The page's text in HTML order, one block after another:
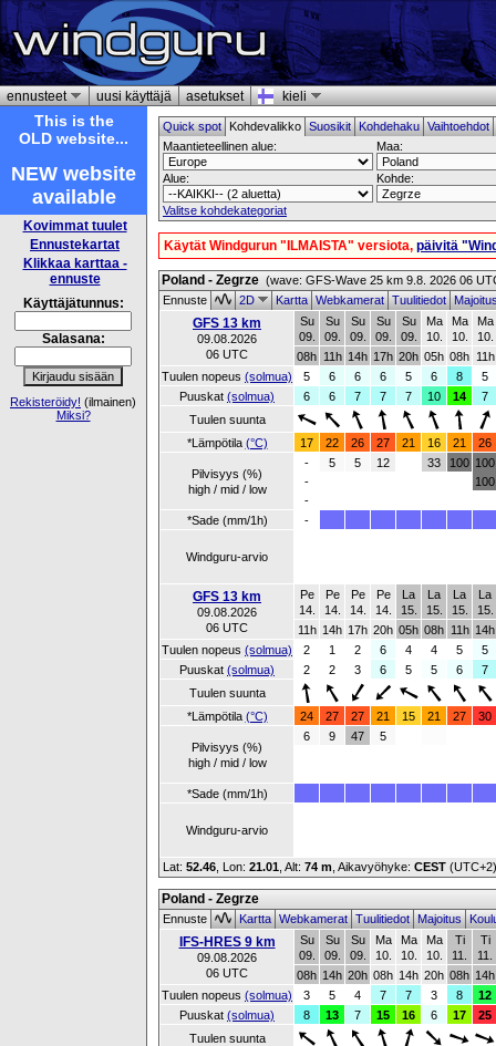
ennusteet uusi käyttäjä asetukset kieli
This is the
OLD website...
NEW website
available
Kovimmat tuulet
Ennustekartat
Klikkaa karttaa -
ennuste
Käyttäjätunnus:
Salasana:
Rekisteröidy! (ilmainen)
Miksi?
Quick spot Kohdevalikko SuosikitKohdehakuVaihtoehdot
Maantieteellinen alue:
Maa:
Alue: Kohde:
Valitse kohdekategoriat
Käytät Windgurun "ILMAISTA" versiota, päivitä
Poland - Zegrze (wave: GFS-Wave 25 km 9.8. 2026 06
Ennuste
2D KarttaWebkameratTuulitiedot
GFS 13 km
09.08.2026
06 UTC
Su
09.
Su
09.
Su
09.
Su
09.
Su
09.
Ma
10.
Ma
10.
Ma
10.
08h 11h 14h 17h 20h 05h 08h 11h
Tuulen nopeus (solmua) 5 6 6 6 5 6 8
5
Puuskat (solmua) 6 6 7 7 7 10 14
7
Tuulen suunta
*Lämpötila (°C) 17 22 26 27 21 16 21 26
Pilvisyys (%)
high / mid / low
-
-
-
5 5 12 33 100 100
100
*Sade (mm/1h) -
Windguru-arvio
GFS 13 km
09.08.2026
06 UTC
Pe
14.
Pe
14.
Pe
14.
Pe
14.
La
15.
La
15.
La
15.
La
15.
11h 14h 17h 20h 05h 08h 11h 14h
Tuulen nopeus (solmua) 2 1 2 6 4 4 5
5
Puuskat (solmua) 2 2 3 6 5 5 6
7
Tuulen suunta
*Lämpötila (°C) 24 27 27 21 15 21 27 30
Pilvisyys (%)
high / mid / low
6 9 47 5
*Sade (mm/1h)
Windguru-arvio
Lat: 52.46 , Lon: 21.01 Alt: 74 m , Aikavyöhyke: CEST
Poland - Zegrze
Ennuste KarttaWebkameratTuulitiedotMajoitus
IFS-HRES 9 km
09.08.2026
06 UTC
Su
09.
Su
09.
Su
09.
Ma
10.
Ma
10.
Ma
10.
Ti
11.
Ti
11.
08h 14h 20h 08h 14h 20h 08h 14h
Tuulen nopeus (solmua) 3 5 4 7 7 3 8
12
Puuskat (solmua) 8 13 7 15 16 6 17
25
Tuulen suunta